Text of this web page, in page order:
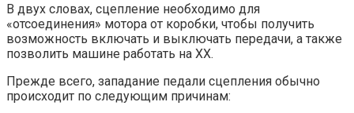
В двух словах, сцепление необходимо для
«отсоединения» мотора от коробки, чтобы получить
возможность включать и выключать передачи, а также
позволить машине работать на ХХ.
Прежде всего, западание педали сцепления обычно
происходит по следующим причинам: